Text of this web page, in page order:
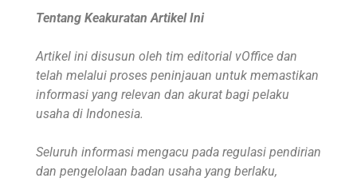
Tentang Keakuratan Artikel Ini
Artikel ini disusun oleh tim editorial vOffice dan
telah melalui proses peninjauan untuk memastikan
informasi yang relevan dan akurat bagi pelaku
usaha di Indonesia.
Seluruh informasi mengacu pada regulasi pendirian
dan pengelolaan badan usaha yang berlaku,